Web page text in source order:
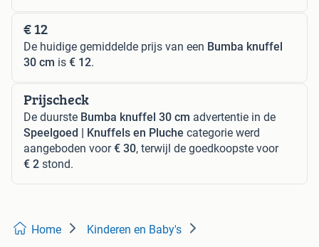
€ 12
De huidige gemiddelde prijs van een Bumba knuffel
30 cm is € 12.
Prijscheck
De duurste Bumba knuffel 30 cm advertentie in de
Speelgoed | Knuffels en Pluche categorie werd
aangeboden voor€ 30, terwijl de goedkoopste voor
€ 2 stond.
Home Kinderen en Baby's